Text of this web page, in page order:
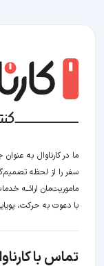
ما در کارناوال به
سفر را از لحظه‌
ماموریت‌مان اراﺋــﻪ
با دعوت به حرکت،
تماس با